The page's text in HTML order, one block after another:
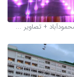
+ تصاویر ...